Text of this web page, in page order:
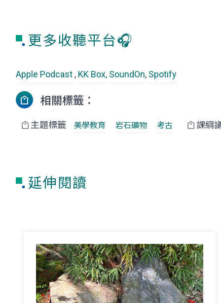
更多收聽平台🎧
Apple Podcast , KK Box, SoundOn, Spotify
相關標籤：
主題標籤 美學教育 岩石礦物 考古 課綱
延伸閱讀